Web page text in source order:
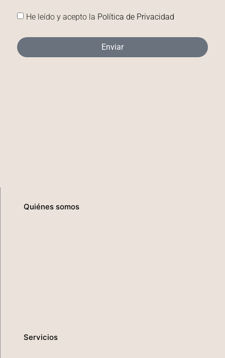
He leído y acepto la Política de Privacidad
Enviar
Quiénes somos
Servicios